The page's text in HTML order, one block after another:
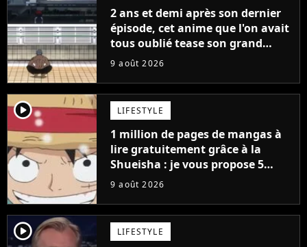
2 ans et demi après son dernier
épisode, cet anime que l'on avait
tous oublié tease son grand
retour
9 août 2026
player2 LIFESTYLE
1 million de pages de mangas à
lire gratuitement grâce à la
Shueisha : je vous propose 5
mangas jamais sortis en France
9 août 2026
player2 LIFESTYLE